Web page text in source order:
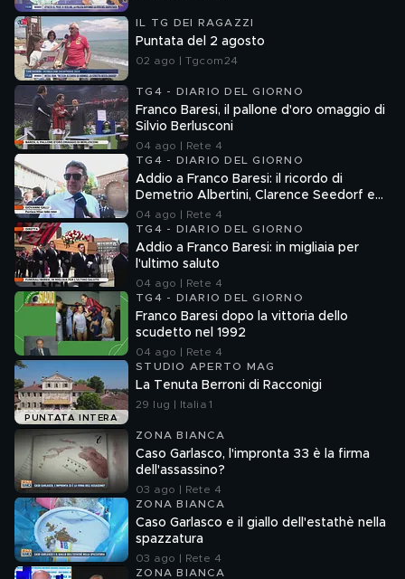
IL TG DEI RAGAZZI
Puntata del 2 agosto
02 ago | Tgcom24
TG4 - DIARIO DEL GIORNO
Franco Baresi, il pallone d'oro omaggio di
Silvio Berlusconi
04 ago | Rete 4
TG4 - DIARIO DEL GIORNO
Addio a Franco Baresi: il ricordo di
Demetrio Albertini, Clarence Seedorf e
Giovanni Galli
04 ago | Rete 4
TG4 - DIARIO DEL GIORNO
Addio a Franco Baresi: in migliaia per
l'ultimo saluto
04 ago | Rete 4
TG4 - DIARIO DEL GIORNO
Franco Baresi dopo la vittoria dello
scudetto nel 1992
04 ago | Rete 4
PUNTATA INTERA
STUDIO APERTO MAG
La Tenuta Berroni di Racconigi
29 lug | Italia 1
ZONA BIANCA
Caso Garlasco, l'impronta 33 è la firma
dell'assassino?
03 ago | Rete 4
ZONA BIANCA
Caso Garlasco e il giallo dell'estathè nella
spazzatura
03 ago | Rete 4
ZONA BIANCA